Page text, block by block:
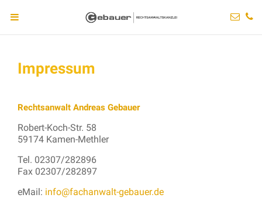
Impressum
Rechtsanwalt Andreas Gebauer
Robert-Koch-Str. 58
59174 Kamen-Methler
Tel. 02307/282896
Fax 02307/282897
eMail: info@fachanwalt-gebauer.de